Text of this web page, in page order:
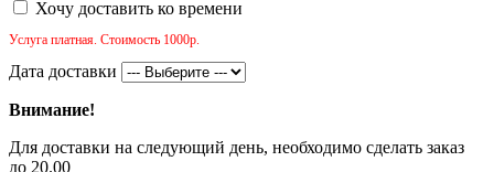
Хочу доставить ко времени
Услуга платная. Стоимость 1000р.
Дата доставки
Внимание!
Для доставки на следующий день, необходимо сделать заказ
до 20.00